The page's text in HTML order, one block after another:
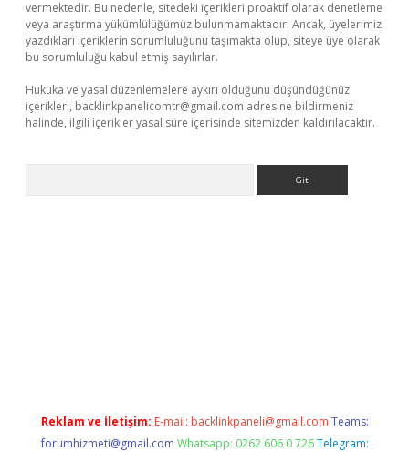
vermektedir. Bu nedenle, sitedeki içerikleri proaktif olarak denetleme
veya araştırma yükümlülüğümüz bulunmamaktadır. Ancak, üyelerimiz
yazdıkları içeriklerin sorumluluğunu taşımakta olup, siteye üye olarak
bu sorumluluğu kabul etmiş sayılırlar.
Hukuka ve yasal düzenlemelere aykırı olduğunu düşündüğünüz
içerikleri, backlinkpanelicomtr@gmail.com adresine bildirmeniz
halinde, ilgili içerikler yasal süre içerisinde sitemizden kaldırılacaktır.
Reklam ve İletişim: E-mail: backlinkpaneli@gmail.com Teams:
forumhizmeti@gmail.com Whatsapp: 0262 606 0 726 Telegram: